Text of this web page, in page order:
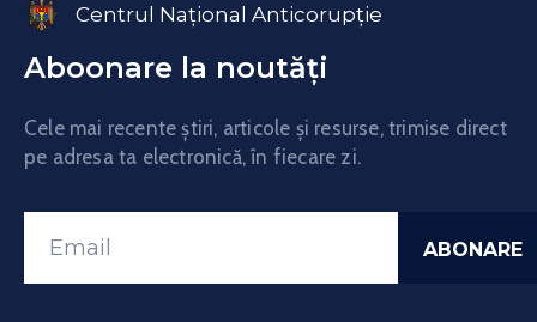
Centrul Național Anticorupție
Aboonare la noutăți
Cele mai recente știri, articole și resurse, trimise direct
pe adresa ta electronică, în fiecare zi.